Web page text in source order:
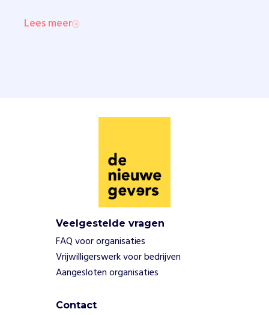
Lees meer
Veelgestelde vragen
FAQ voor organisaties
Vrijwilligerswerk voor bedrijven
Aangesloten organisaties
Contact